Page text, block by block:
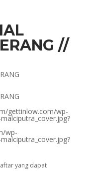
//
gettinlow.com/wp-
wp-
yang dapat